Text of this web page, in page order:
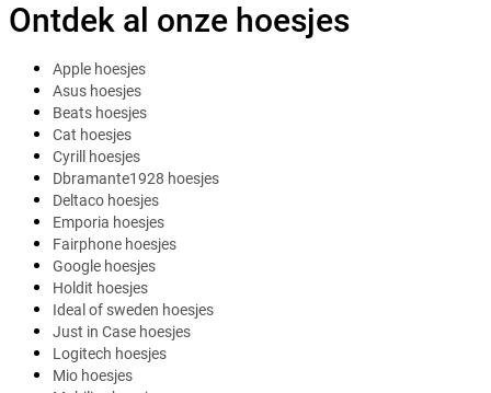
Ontdek al onze hoesjes
Apple hoesjes
Asus hoesjes
Beats hoesjes
Cat hoesjes
Cyrill hoesjes
Dbramante1928 hoesjes
Deltaco hoesjes
Emporia hoesjes
Fairphone hoesjes
Google hoesjes
Holdit hoesjes
Ideal of sweden hoesjes
Just in Case hoesjes
Logitech hoesjes
Mio hoesjes